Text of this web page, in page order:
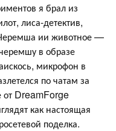
я брал из
лиса-детектив,
Черемша ии животное —
в образе
микрофон в
по чатам за
от DreamForge
как настоящая
поделка.